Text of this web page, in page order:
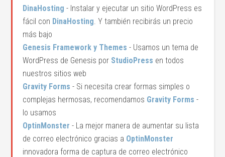
DinaHosting - Instalar y ejecutar un sitio WordPress es
fácil con DinaHosting. Y también recibirás un precio
más bajo
Genesis Framework y Themes - Usamos un tema de
WordPress de Genesis por StudioPress en todos
nuestros sitios web
Gravity Forms - Si necesita crear formas simples o
complejas hermosas, recomendamos Gravity Forms -
lo usamos
OptinMonster - La mejor manera de aumentar su lista
de correo electrónico gracias a OptinMonster
innovadora forma de captura de correo electrónico